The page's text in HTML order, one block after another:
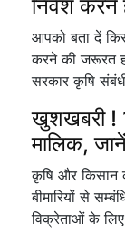
निवेश करने
आपको बता दें
करने की जरूरत
सरकार कृषि
खुशखबरी !
मालिक,
कृषि और किसान
बीमारियों से
विक्रेताओं के